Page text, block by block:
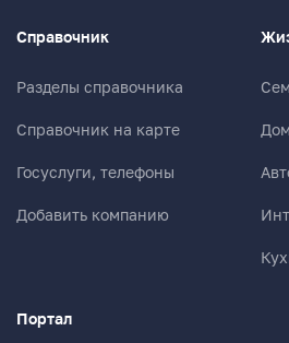
Справочник
Разделы справочника
Справочник на карте
Госуслуги, телефоны
Добавить компанию
Портал